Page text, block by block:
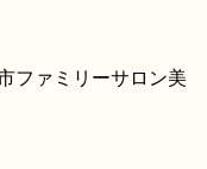
ファミリーサロン美